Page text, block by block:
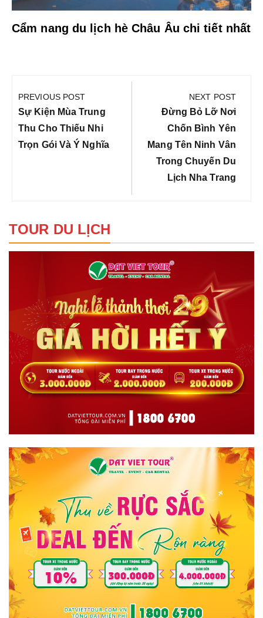
Cẩm nang du lịch hè Châu Âu chi tiết nhất
hướng
bài
viết
PREVIOUS POST
Previous
Post:
Sự Kiện Mùa Trung
Thu Cho Thiếu Nhi
Trọn Gói Và Ý Nghĩa
NEXT POST
Next
Post:
Đừng Bỏ Lỡ Nơi
Chốn Bình Yên
Mang Tên Ninh Vân
Trong Chuyến Du
Lịch Nha Trang
TOUR DU LỊCH